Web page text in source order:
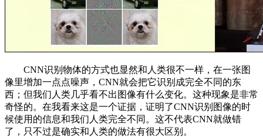
CNN识别物体的方式也显然和人类很不一样，在一张图
像里增加一点点噪声，CNN就会把它识别成完全不同的东
西；但我们人类几乎看不出图像有什么变化。这种现象是非常
奇怪的。在我看来这是一个证据，证明了CNN识别图像的时
候使用的信息和我们人类完全不同。这不代表CNN就做错
了，只不过是确实和人类的做法有很大区别。